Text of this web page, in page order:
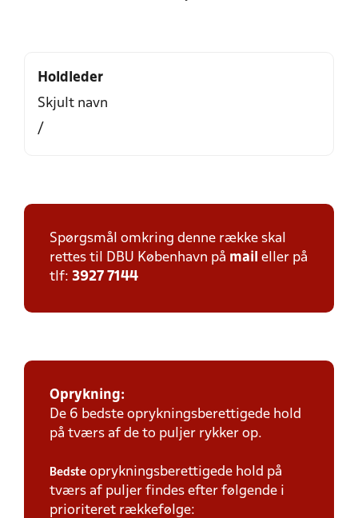
Holdleder
Skjult navn
/
Spørgsmål omkring denne række skal
rettes til DBU København på mail eller på
tlf: 3927 7144
Oprykning:
De 6 bedste oprykningsberettigede hold
på tværs af de to puljer rykker op.
Bedste oprykningsberettigede hold på
tværs af puljer findes efter følgende i
prioriteret rækkefølge: